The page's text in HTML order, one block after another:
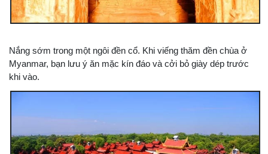
Nắng sớm trong một ngôi đền cổ. Khi viếng thăm đền chùa ở
Myanmar, bạn lưu ý ăn mặc kín đáo và cởi bỏ giày dép trước
khi vào.